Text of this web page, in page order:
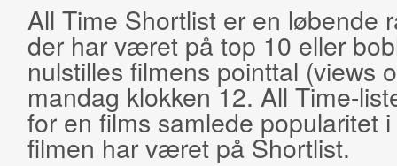
All Time Shortlist er en løbende
der har været på top 10 eller
nulstilles filmens pointtal (views
mandag klokken 12. All Time-
for en films samlede popularitet
filmen har været på Shortlist.